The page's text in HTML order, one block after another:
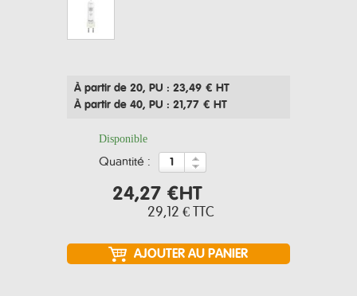
À partir de 20, PU : 23,49 € HT
À partir de 40, PU : 21,77 € HT
Disponible
quantité :
24,27 €HT
29,12 € TTC